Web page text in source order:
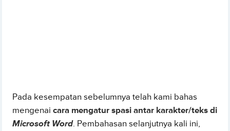
Pada kesempatan sebelumnya telah kami bahas
mengenaicara mengatur spasi antar karakter/teks di
Microsoft Word. Pembahasan selanjutnya kali ini,